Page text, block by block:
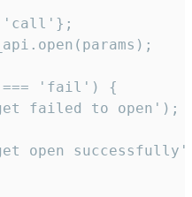
'call'};
=== 'fail') {
failed to open');
open